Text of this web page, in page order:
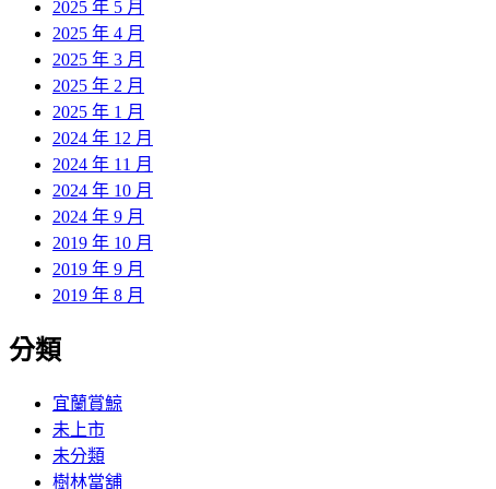
2025 年 5 月
2025 年 4 月
2025 年 3 月
2025 年 2 月
2025 年 1 月
2024 年 12 月
2024 年 11 月
2024 年 10 月
2024 年 9 月
2019 年 10 月
2019 年 9 月
2019 年 8 月
分類
宜蘭賞鯨
未上市
未分類
樹林當舖